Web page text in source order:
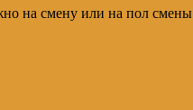
на смену или на пол смены